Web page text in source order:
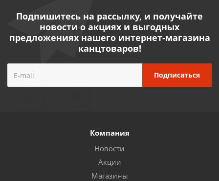
Подпишитесь на рассылку, и получайте
новости о акциях и выгодных
предложениях нашего интернет-магазина
канцтоваров!
Компания
Новости
Акции
Магазины